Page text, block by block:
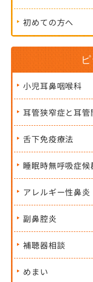
初めての方へ
小児耳鼻咽喉科
耳管狭窄症と耳管
舌下免疫療法
睡眠時無呼吸症候
アレルギー性鼻炎
副鼻腔炎
補聴器相談
めまい